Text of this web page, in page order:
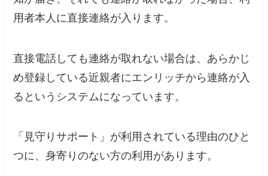
用者本人に直接連絡が入ります。
直接電話しても連絡が取れない場合は、あらかじ
め登録している近親者にエンリッチから連絡が入
るというシステムになっています。
「見守りサポート」が利用されている理由のひと
つに、身寄りのない方の利用があります。